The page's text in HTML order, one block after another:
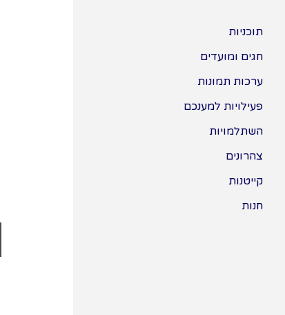
תוכניות
חגים ומועדים
ערכות תמונות
פעילויות למענכם
השתלמויות
צהרונים
קייטנות
חנות